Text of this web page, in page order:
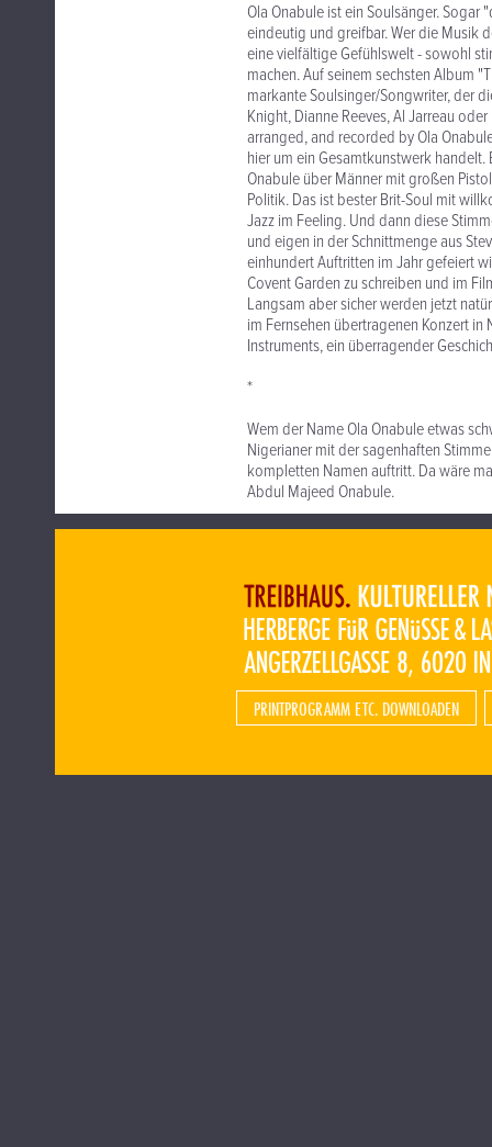
Ola Onabule ist ein Soulsänger. Sogar
eindeutig und greifbar. Wer die Musik
eine vielfältige Gefühlswelt - sowohl
machen. Auf seinem sechsten Album
markante Soulsinger/Songwriter, der
Knight, Dianne Reeves, Al Jarreau
arranged, and recorded by Ola
hier um ein Gesamtkunstwerk
Onabule über Männer mit großen
Politik. Das ist bester Brit-Soul mit
Jazz im Feeling. Und dann diese
und eigen in der Schnittmenge aus
einhundert Auftritten im Jahr gefeiert
Covent Garden zu schreiben und im
Langsam aber sicher werden jetzt
im Fernsehen übertragenen Konzert
Instruments, ein überragender
*
Wem der Name Ola Onabule etwas
Nigerianer mit der sagenhaften
kompletten Namen auftritt. Da wäre
Abdul Majeed Onabule.
PRINTPROGRAMM ETC. DOWNLOADEN